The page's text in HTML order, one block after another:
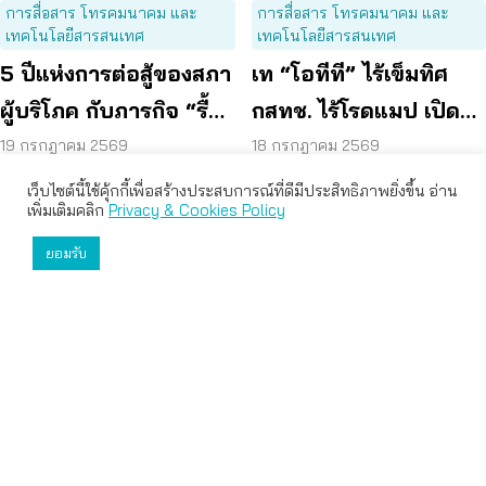
การสื่อสาร โทรคมนาคม และ
เทคโนโลยีสารสนเทศ
5 ปีแห่งการต่อสู้ของสภา
ผู้บริโภค กับภารกิจ “รื้อ
กสทช.” เพื่อทวงคืนสิทธิ
ผู้บริโภคโทรคมนาคม
19 กรกฎาคม 2569
การสื่อสาร โทรคมนาคม และ
เทคโนโลยีสารสนเทศ
เท “โอทีที” ไร้เข็มทิศ
กสทช. ไร้โรดแมป เปิด
ช่องมิจฉาชีพหลอกผู้
บริโภค
18 กรกฎาคม 2569
เว็บไซต์นี้ใช้คุ้กกี้เพื่อสร้างประสบการณ์ที่ดีมีประสิทธิภาพยิ่งขึ้น อ่าน
เพิ่มเติมคลิกPrivacy & Cookies Policy
ยอมรับ
เว็บไซต์นี้ใช้คุกกี้เพื่อมอบประสบการณ์การใช้งานที่ดีให้แก่ท่าน คุณ
สามารถเลือกตั้งค่าความเป็นส่วนตัวได้
ยอมรับทั้งหมด